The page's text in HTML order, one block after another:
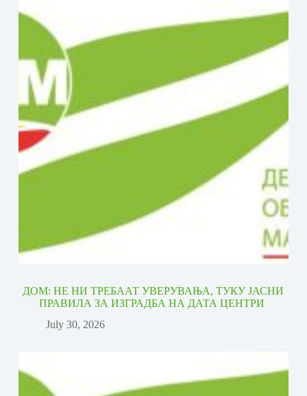
ДОМ: НЕ НИ ТРЕБААТ УВЕРУВАЊА, ТУКУ ЈАСНИ
ПРАВИЛА ЗА ИЗГРАДБА НА ДАТА ЦЕНТРИ
July 30, 2026